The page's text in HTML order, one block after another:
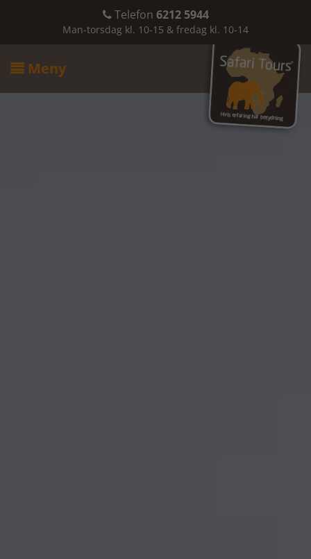
Telefon 6212 5944
Man-torsdag kl. 10-15 & fredag kl. 10-14
 Meny